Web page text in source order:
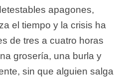
apagones,
el tiempo y la crisis ha
de tres a cuatro horas
grosería, una burla y
sin que alguien salga